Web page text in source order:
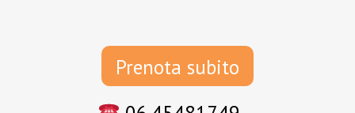
Prenota subito